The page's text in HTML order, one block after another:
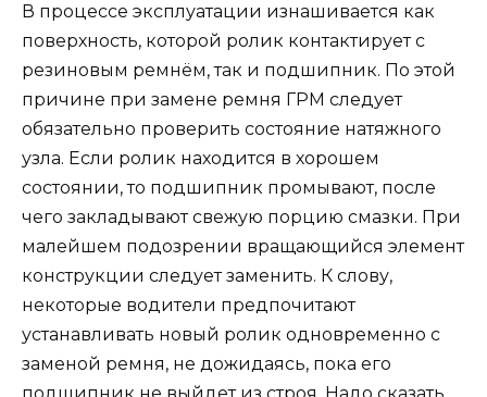
В процессе эксплуатации изнашивается как
поверхность, которой ролик контактирует с
резиновым ремнём, так и подшипник. По этой
причине при замене ремня ГРМ следует
обязательно проверить состояние натяжного
узла. Если ролик находится в хорошем
состоянии, то подшипник промывают, после
чего закладывают свежую порцию смазки. При
малейшем подозрении вращающийся элемент
конструкции следует заменить. К слову,
некоторые водители предпочитают
устанавливать новый ролик одновременно с
заменой ремня, не дожидаясь, пока его